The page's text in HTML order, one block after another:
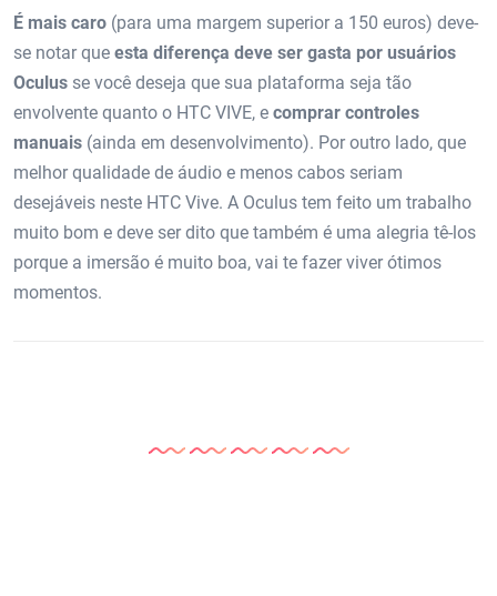
É mais caro (para uma margem superior a 150 euros) deve-
se notar que esta diferença deve ser gasta por usuários
Oculus se você deseja que sua plataforma seja tão
envolvente quanto o HTC VIVE, e comprar controles
manuais (ainda em desenvolvimento). Por outro lado, que
melhor qualidade de áudio e menos cabos seriam
desejáveis ​​neste HTC Vive. A Oculus tem feito um trabalho
muito bom e deve ser dito que também é uma alegria tê-los
porque a imersão é muito boa, vai te fazer viver ótimos
momentos.